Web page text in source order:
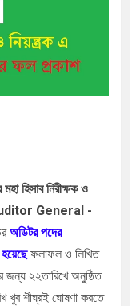
মহা হিসাব নিরীক্ষক ও
General -
অডিটরপদের
ফলাফল ও লিখিত
জন্য ২২তারিখে অনুষ্ঠিত
খুব শীঘ্রই ঘোষণা করতে